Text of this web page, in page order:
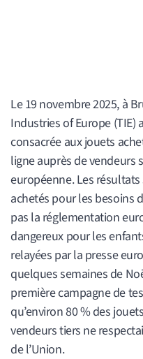
Le 19 novembre 2025, à
Industries of Europe
consacrée aux jouets
ligne auprès de vendeurs
européenne. Les
achetés pour les besoins
pas la réglementation
dangereux pour les
relayées par la presse
quelques semaines de
première campagne de
qu’environ 80 % des
vendeurs tiers ne
de l’Union.